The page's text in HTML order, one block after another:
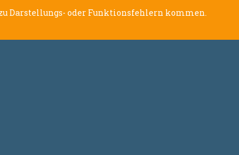
Darstellungs- oder Funktionsfehlern kommen.